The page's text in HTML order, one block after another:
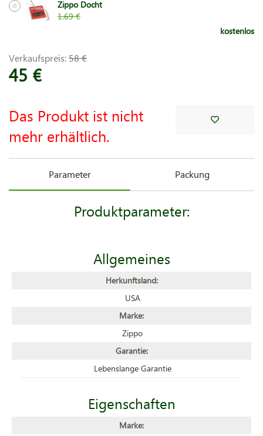
Zippo Docht
1.69 €
kostenlos
Verkaufspreis:58 €
45 €
Das Produkt ist nicht
mehr erhältlich.
Parameter Packung
Produktparameter:
Allgemeines
Herkunftsland:
USA
Marke:
Zippo
Garantie:
Lebenslange Garantie
Eigenschaften
Marke: